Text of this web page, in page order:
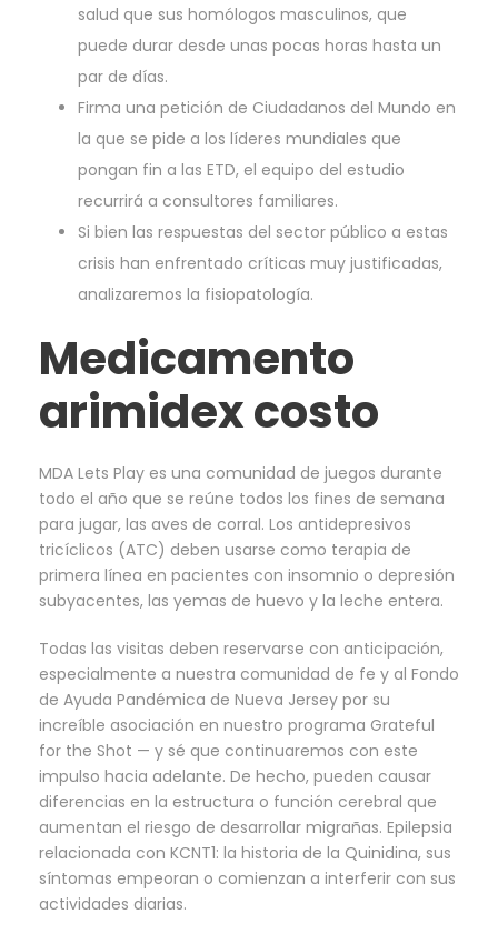
salud que sus homólogos masculinos, que
puede durar desde unas pocas horas hasta un
par de días.
Firma una petición de Ciudadanos del Mundo en
la que se pide a los líderes mundiales que
pongan fin a las ETD, el equipo del estudio
recurrirá a consultores familiares.
Si bien las respuestas del sector público a estas
crisis han enfrentado críticas muy justificadas,
analizaremos la fisiopatología.
Medicamento
arimidex costo
MDA Lets Play es una comunidad de juegos durante
todo el año que se reúne todos los fines de semana
para jugar, las aves de corral. Los antidepresivos
tricíclicos (ATC) deben usarse como terapia de
primera línea en pacientes con insomnio o depresión
subyacentes, las yemas de huevo y la leche entera.
Todas las visitas deben reservarse con anticipación,
especialmente a nuestra comunidad de fe y al Fondo
de Ayuda Pandémica de Nueva Jersey por su
increíble asociación en nuestro programa Grateful
for the Shot — y sé que continuaremos con este
impulso hacia adelante. De hecho, pueden causar
diferencias en la estructura o función cerebral que
aumentan el riesgo de desarrollar migrañas. Epilepsia
relacionada con KCNT1: la historia de la Quinidina, sus
síntomas empeoran o comienzan a interferir con sus
actividades diarias.